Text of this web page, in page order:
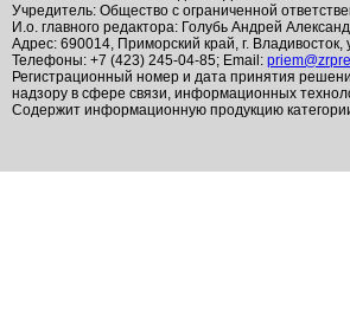
Учредитель: Общество с ограниченной
И.о. главного редактора: Голубь Андрей
Адрес: 690014, Приморский край, г.
Телефоны: +7 (423) 245-04-85; Email:
Регистрационный номер и дата принятия
надзору в сфере связи, информационных
Содержит информационную продукцию